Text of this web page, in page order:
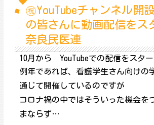
㊗YouTubeチャンネル開
の皆さんに動画配信をス
奈良民医連
10月から YouTubeでの配信をスタ
例年であれば、看護学生さん向けの
通じて開催しているのですが
コロナ禍の中ではそういった機会を
まならず…